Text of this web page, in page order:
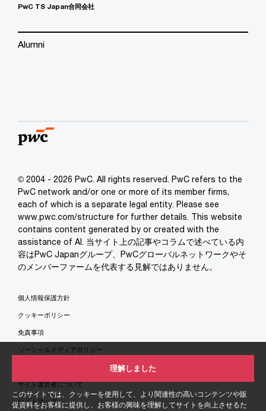
このサイトでは、クッキーを使用して、より関連性の高いコンテンツや販
促資料をお客様に提供し、お客様の興味を理解してサイトを向上させるた
理解しました
PwC TS Japan合同会社
Alumni
© 2004 - 2026 PwC. All rights reserved. PwC refers to the
PwC network and/or one or more of its member firms,
each of which is a separate legal entity. Please see
www.pwc.com/structure for further details. This website
contains content generated by or created with the
assistance of AI. 当サイト上の記事やコラムで述べている内
容はPwC Japanグループ、PwCグローバルネットワークやそ
のメンバーファームを代表する見解ではありません。
個人情報保護方針
クッキーポリシー
免責事項
ソーシャルメディアポリシー
サイト運営者について
サイトマップ